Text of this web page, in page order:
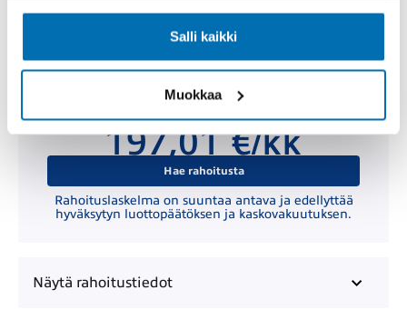
Salli kaikki
Muokkaa
Kuukausierä
197,01 €/kk
Hae rahoitusta
Rahoituslaskelma on suuntaa antava ja edellyttää
hyväksytyn luottopäätöksen ja kaskovakuutuksen.
Näytä rahoitustiedot